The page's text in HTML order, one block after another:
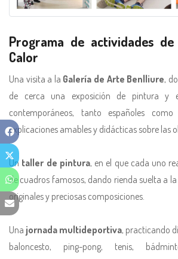
Programa de actividades
Calor
Una visita a la Galería de Arte Benlliure,
de cerca una exposición de pintura y
contemporáneos, tanto españoles como
explicaciones amables y didácticas sobre las
Un taller de pintura, en el que cada uno
de cuadros famosos, dando rienda suelta a
originales y preciosas composiciones.
Una jornada multideportiva, practicando
baloncesto, ping-pong, tenis,